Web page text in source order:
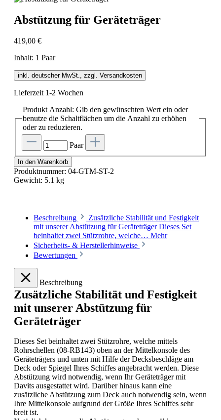
Abstützung für Geräteträger
419,00 €
Inhalt: 1 Paar
inkl. deutscher MwSt., zzgl. Versandkosten
Lieferzeit 1-2 Wochen
Produkt Anzahl: Gib den gewünschten Wert ein oder
benutze die Schaltflächen um die Anzahl zu erhöhen
oder zu reduzieren.
Paar
In den Warenkorb
Produktnummer: 04-GTM-ST-2
Gewicht: 5.1 kg
Beschreibung
Zusätzliche Stabilität und Festigkeit
mit unserer Abstützung für Geräteträger Dieses Set
beinhaltet zwei Stützrohre, welche… Mehr
Sicherheits- & Herstellerhinweise
Bewertungen
Beschreibung
Zusätzliche Stabilität und Festigkeit
mit unserer Abstützung für
Geräteträger
Dieses Set beinhaltet zwei Stützrohre, welche mittels
Rohrschellen (08-RB143) oben an der Mittelkonsole des
Geräteträgers und unten mit Hilfe der Decksbeschläge am
Deck oder Spiegel Ihres Schiffes angebracht werden. Diese
Abstützung wird notwendig, wenn Ihr Geräteträger mit
Davits ausgestattet wird. Darüber hinaus kann eine
zusätzliche Abstützung zum Deck auch notwendig sein, wenn
Ihre Mittelkonsole aufgrund der Größe Ihres Schiffes sehr
breit ist.